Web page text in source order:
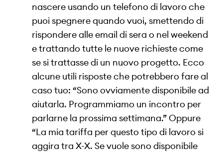
nascere usando un telefono di lavoro che
puoi spegnere quando vuoi, smettendo di
rispondere alle email di sera o nel weekend
e trattando tutte le nuove richieste come
se si trattasse di un nuovo progetto. Ecco
alcune utili risposte che potrebbero fare al
caso tuo: “Sono ovviamente disponibile ad
aiutarla. Programmiamo un incontro per
parlarne la prossima settimana.” Oppure
“La mia tariffa per questo tipo di lavoro si
aggira tra X-X. Se vuole sono disponibile